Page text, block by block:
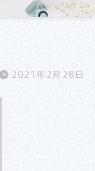
2021年2月28日